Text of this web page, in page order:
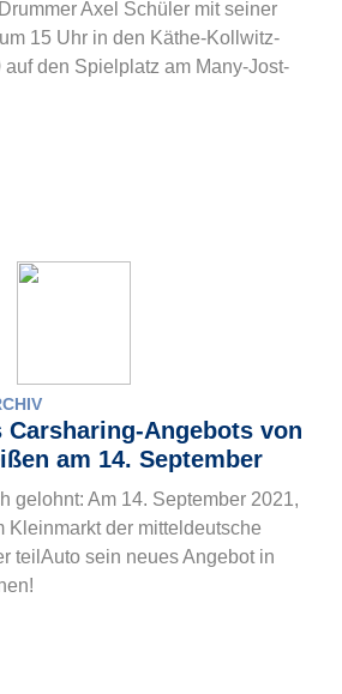
Axel Schüler mit seiner
15 Uhr in den Käthe-Kollwitz-
auf den Spielplatz am Many-Jost-
Carsharing-Angebots von
am 14. September
gelohnt: Am 14. September 2021,
Kleinmarkt der mitteldeutsche
teilAuto sein neues Angebot in